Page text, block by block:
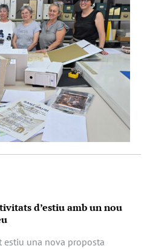
d’estiu amb un nou
estiu una nova proposta